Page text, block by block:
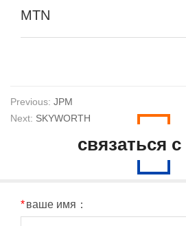
MTN
Previous: JPM
Next: SKYWORTH
связаться с
*ваше имя：